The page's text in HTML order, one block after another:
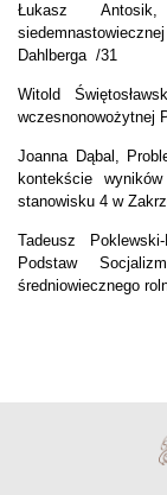
Łukasz
Dahlberga /31
Witold
wczesnonowożytnej
Joanna Dąbal,
kontekście
stanowisku 4 w
Tadeusz
Podstaw
średniowiecznego